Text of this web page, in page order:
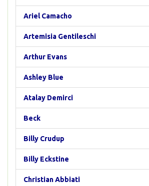
Ariel Camacho
Artemisia Gentileschi
Arthur Evans
Ashley Blue
Atalay Demirci
Beck
Billy Crudup
Billy Eckstine
Christian Abbiati